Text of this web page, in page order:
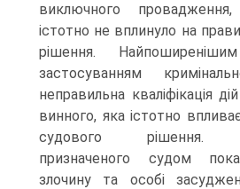
виключного
істотно не вплинуло на
рішення.
застосуванням
неправильна кваліфікація
винного, яка істотно
судового рішення.
призначеного судом
злочину та особі